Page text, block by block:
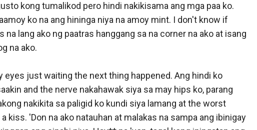
kong tumalikod pero hindi nakikisama ang mga paa ko.
ko na ang hininga niya na amoy mint. I don't know if
na lang ako ng paatras hanggang sa na corner na ako at isang
na ako.
eyes just waiting the next thing happened. Ang hindi ko
and the nerve nakahawak siya sa may hips ko, parang
nakikita sa paligid ko kundi siya lamang at the worst
kiss. 'Don na ako natauhan at malakas na sampa ang ibinigay